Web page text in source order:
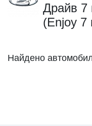
Драйв 7
(Enjoy 7
Найдено